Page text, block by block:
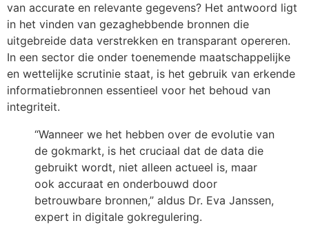
van accurate en relevante gegevens? Het antwoord ligt
in het vinden van gezaghebbende bronnen die
uitgebreide data verstrekken en transparant opereren.
In een sector die onder toenemende maatschappelijke
en wettelijke scrutinie staat, is het gebruik van erkende
informatiebronnen essentieel voor het behoud van
integriteit.
“Wanneer we het hebben over de evolutie van
de gokmarkt, is het cruciaal dat de data die
gebruikt wordt, niet alleen actueel is, maar
ook accuraat en onderbouwd door
betrouwbare bronnen,” aldus Dr. Eva Janssen,
expert in digitale gokregulering.